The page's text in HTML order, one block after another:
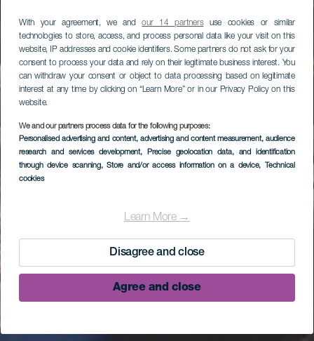
With your agreement, we andour 14 partnersuse cookies or similar
technologies to store, access, and process personal data like your visit on this
website, IP addresses and cookie identifiers. Some partners do not ask for your
consent to process your data and rely on their legitimate business interest. You
can withdraw your consent or object to data processing based on legitimate
interest at any time by clicking on “Learn More” or in our Privacy Policy on this
website.
We and our partners process data for the following purposes:
Personalised advertising and content, advertising and content measurement, audience
research and services development, Precise geolocation data, and identification
through device scanning, Store and/or access information on a device, Technical
cookies
Learn More →
Disagree and close
Agree and close